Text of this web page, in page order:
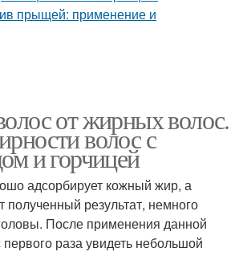
от жирных волос.
волос с
и горчицей
адсорбирует кожный жир, а
полученный результат, немного
После применения данной
раза увидеть небольшой